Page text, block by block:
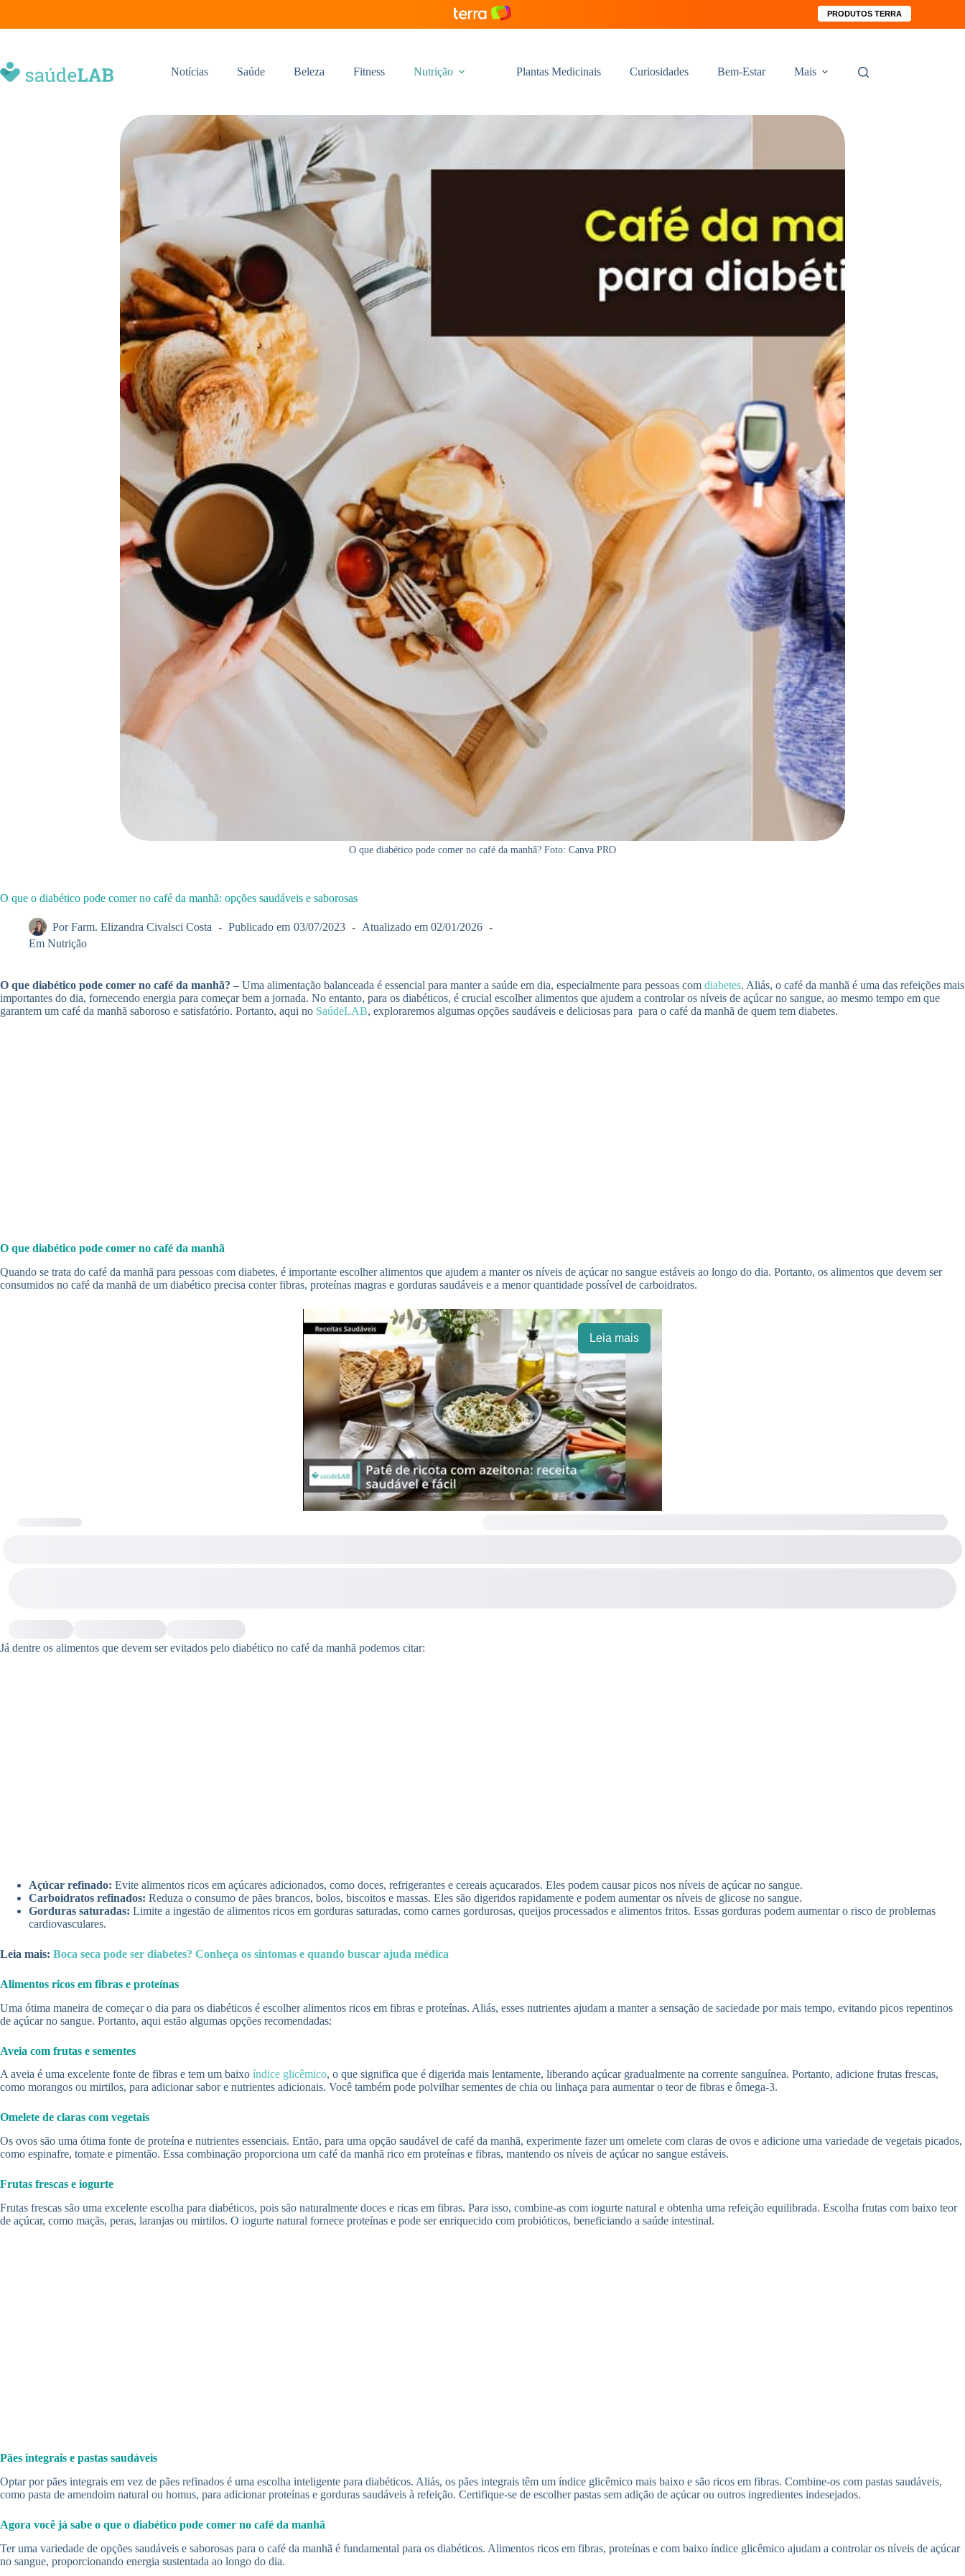
PRODUTOS TERRA
Notícias Saúde Beleza Fitness Nutrição Plantas Medicinais Curiosidades Bem-Estar Mais
O que diabético pode comer no café da manhã? Foto: Canva PRO
O que o diabético pode comer no café da manhã: opções saudáveis e saborosas
Por Farm. Elizandra Civalsci Costa Publicado em 03/07/2023 Atualizado em 02/01/2026
Em Nutrição
O que diabético pode comer no café da manhã? – Uma alimentação balanceada é essencial para manter a saúde em dia, especialmente para pessoas com diabetes. Aliás, o café da manhã é uma das refeições mais
importantes do dia, fornecendo energia para começar bem a jornada. No entanto, para os diabéticos, é crucial escolher alimentos que ajudem a controlar os níveis de açúcar no sangue, ao mesmo tempo em que
garantem um café da manhã saboroso e satisfatório. Portanto, aqui no SaúdeLAB, exploraremos algumas opções saudáveis e deliciosas para para o café da manhã de quem tem diabetes.
O que diabético pode comer no café da manhã
Quando se trata do café da manhã para pessoas com diabetes, é importante escolher alimentos que ajudem a manter os níveis de açúcar no sangue estáveis ao longo do dia. Portanto, os alimentos que devem ser
consumidos no café da manhã de um diabético precisa conter fibras, proteínas magras e gorduras saudáveis e a menor quantidade possível de carboidratos.
Leia mais
Já dentre os alimentos que devem ser evitados pelo diabético no café da manhã podemos citar:
Açúcar refinado: Evite alimentos ricos em açúcares adicionados, como doces, refrigerantes e cereais açucarados. Eles podem causar picos nos níveis de açúcar no sangue.
Carboidratos refinados: Reduza o consumo de pães brancos, bolos, biscoitos e massas. Eles são digeridos rapidamente e podem aumentar os níveis de glicose no sangue.
Gorduras saturadas: Limite a ingestão de alimentos ricos em gorduras saturadas, como carnes gordurosas, queijos processados ​​e alimentos fritos. Essas gorduras podem aumentar o risco de problemas
cardiovasculares.
Leia mais: Boca seca pode ser diabetes? Conheça os sintomas e quando buscar ajuda médica
Alimentos ricos em fibras e proteínas
Uma ótima maneira de começar o dia para os diabéticos é escolher alimentos ricos em fibras e proteínas. Aliás, esses nutrientes ajudam a manter a sensação de saciedade por mais tempo, evitando picos repentinos
de açúcar no sangue. Portanto, aqui estão algumas opções recomendadas:
Aveia com frutas e sementes
A aveia é uma excelente fonte de fibras e tem um baixo índice glicêmico, o que significa que é digerida mais lentamente, liberando açúcar gradualmente na corrente sanguínea. Portanto, adicione frutas frescas,
como morangos ou mirtilos, para adicionar sabor e nutrientes adicionais. Você também pode polvilhar sementes de chia ou linhaça para aumentar o teor de fibras e ômega-3.
Omelete de claras com vegetais
Os ovos são uma ótima fonte de proteína e nutrientes essenciais. Então, para uma opção saudável de café da manhã, experimente fazer um omelete com claras de ovos e adicione uma variedade de vegetais picados,
como espinafre, tomate e pimentão. Essa combinação proporciona um café da manhã rico em proteínas e fibras, mantendo os níveis de açúcar no sangue estáveis.
Frutas frescas e iogurte
Frutas frescas são uma excelente escolha para diabéticos, pois são naturalmente doces e ricas em fibras. Para isso, combine-as com iogurte natural e obtenha uma refeição equilibrada. Escolha frutas com baixo teor
de açúcar, como maçãs, peras, laranjas ou mirtilos. O iogurte natural fornece proteínas e pode ser enriquecido com probióticos, beneficiando a saúde intestinal.
Pães integrais e pastas saudáveis
Optar por pães integrais em vez de pães refinados é uma escolha inteligente para diabéticos. Aliás, os pães integrais têm um índice glicêmico mais baixo e são ricos em fibras. Combine-os com pastas saudáveis,
como pasta de amendoim natural ou homus, para adicionar proteínas e gorduras saudáveis à refeição. Certifique-se de escolher pastas sem adição de açúcar ou outros ingredientes indesejados.
Agora você já sabe o que o diabético pode comer no café da manhã
Ter uma variedade de opções saudáveis e saborosas para o café da manhã é fundamental para os diabéticos. Alimentos ricos em fibras, proteínas e com baixo índice glicêmico ajudam a controlar os níveis de açúcar
no sangue, proporcionando energia sustentada ao longo do dia.